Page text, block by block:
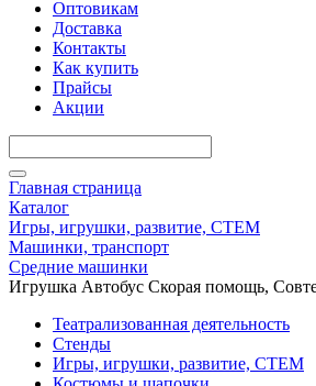
Оптовикам
Доставка
Контакты
Как купить
Прайсы
Акции
Главная страница
Каталог
Игры, игрушки, развитие, СТЕМ
Машинки, транспорт
Средние машинки
Игрушка Автобус Скорая помощь,
Театрализованная деятельность
Стенды
Игры, игрушки, развитие, СТЕМ